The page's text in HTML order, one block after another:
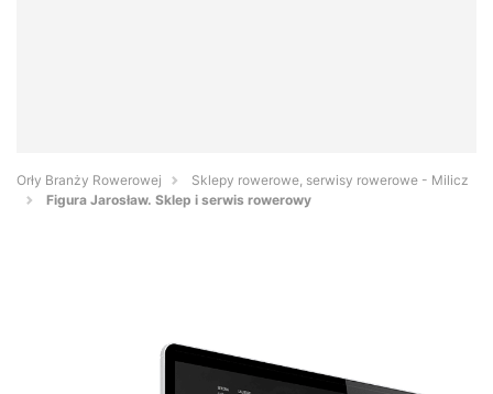
Orły Branży Rowerowej
Sklepy rowerowe, serwisy rowerowe - Milicz
Figura Jarosław. Sklep i serwis rowerowy